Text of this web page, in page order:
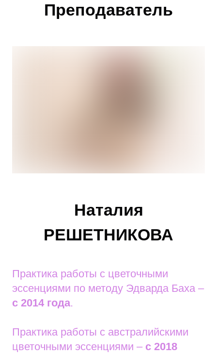
Преподаватель
Наталия
РЕШЕТНИКОВА
Практика работы с цветочными
эссенциями по методу Эдварда Баха –
с 2014 года.
Практика работы с австралийскими
цветочными эссенциями – с 2018